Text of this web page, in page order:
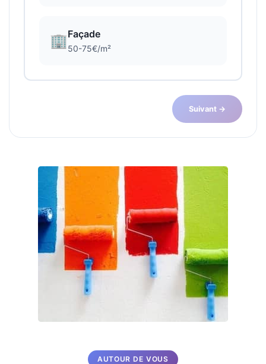
🏢Façade
50-75€/m²
Suivant →
AUTOUR DE VOUS